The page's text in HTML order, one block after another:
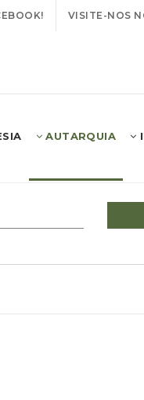
VISITE-NOS
AUTARQUIA